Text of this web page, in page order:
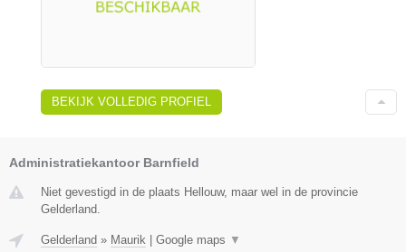
BEKIJK VOLLEDIG PROFIEL
Administratiekantoor Barnfield
Niet gevestigd in de plaats Hellouw, maar wel in de provincie
Gelderland.
Gelderland » Maurik | Google maps ▼